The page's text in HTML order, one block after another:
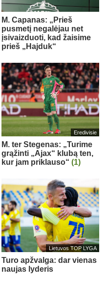
M. Capanas: „Prieš
pusmetį negalėjau net
įsivaizduoti, kad žaisime
prieš „Hajduk“
Eredivisie
M. ter Stegenas: „Turime
grąžinti „Ajax“ klubą ten,
kur jam priklauso“ (1)
Lietuvos TOP LYGA
Turo apžvalga: dar vienas
naujas lyderis